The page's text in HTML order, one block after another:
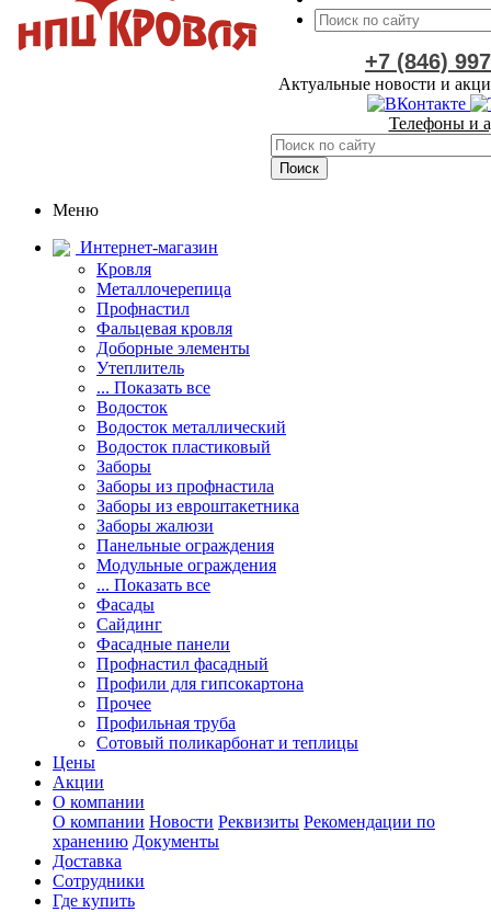
+7 (846)
Актуальные новости и
Телефоны и
Меню
Интернет-магазин
Кровля
Металлочерепица
Профнастил
Фальцевая кровля
Доборные элементы
Утеплитель
... Показать все
Водосток
Водосток металлический
Водосток пластиковый
Заборы
Заборы из профнастила
Заборы из евроштакетника
Заборы жалюзи
Панельные ограждения
Модульные ограждения
... Показать все
Фасады
Сайдинг
Фасадные панели
Профнастил фасадный
Профили для гипсокартона
Прочее
Профильная труба
Сотовый поликарбонат и теплицы
Цены
Акции
О компании
О компании Новости Реквизиты Рекомендации по
хранению Документы
Доставка
Сотрудники
Где купить